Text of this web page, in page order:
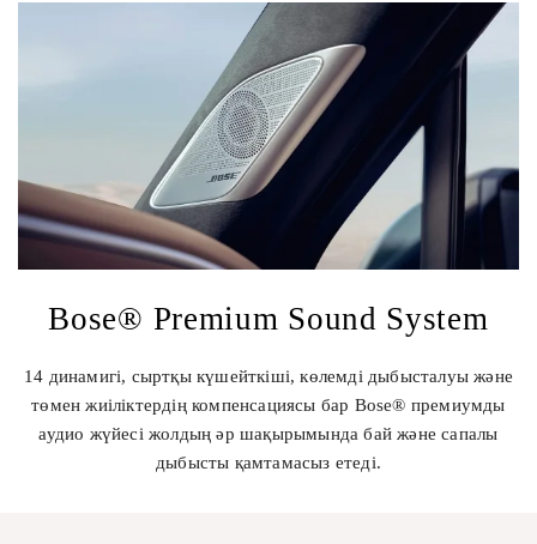
Bose® Premium Sound System
14 динамигі, сыртқы күшейткіші, көлемді дыбысталуы және
төмен жиіліктердің компенсациясы бар Bose® премиумды
аудио жүйесі жолдың әр шақырымында бай және сапалы
дыбысты қамтамасыз етеді.